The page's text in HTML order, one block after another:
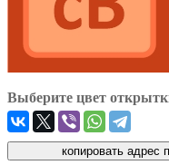
Выберите цвет